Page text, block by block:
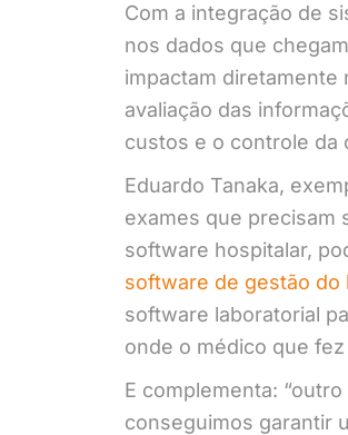
Com a integração de
nos dados que
impactam diretamente
avaliação das
custos e o controle da
Eduardo Tanaka,
exames que precisam
software hospitalar,
software de gestão do
software laboratorial
onde o médico que
E complementa:
conseguimos garantir